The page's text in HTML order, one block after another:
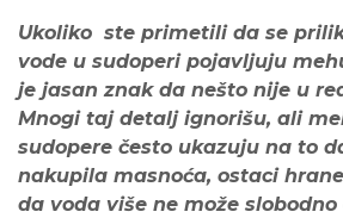
Ukoliko ste primetili da se
vode u sudoperi pojavljuju
je jasan znak da nešto nije u
Mnogi taj detalj ignorišu, ali
sudopere često ukazuju na to
nakupila masnoća, ostaci
da voda više ne može slobodno